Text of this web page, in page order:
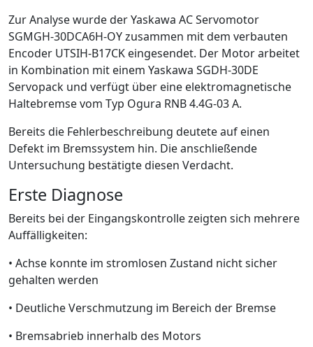
Zur Analyse wurde der Yaskawa AC Servomotor
SGMGH-30DCA6H-OY zusammen mit dem verbauten
Encoder UTSIH-B17CK eingesendet. Der Motor arbeitet
in Kombination mit einem Yaskawa SGDH-30DE
Servopack und verfügt über eine elektromagnetische
Haltebremse vom Typ Ogura RNB 4.4G-03 A.
Bereits die Fehlerbeschreibung deutete auf einen
Defekt im Bremssystem hin. Die anschließende
Untersuchung bestätigte diesen Verdacht.
Erste Diagnose
Bereits bei der Eingangskontrolle zeigten sich mehrere
Auffälligkeiten:
• Achse konnte im stromlosen Zustand nicht sicher
gehalten werden
• Deutliche Verschmutzung im Bereich der Bremse
• Bremsabrieb innerhalb des Motors